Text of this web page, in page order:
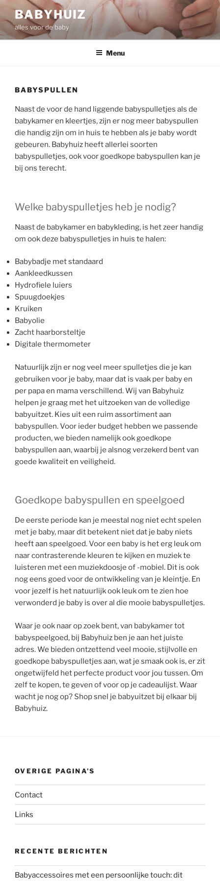
Ga
naar
de
inhoud
BABYHUIZ
alles voor de baby
Menu
BABYSPULLEN
Naast de voor de hand liggende babyspulletjes als de
babykamer en kleertjes, zijn er nog meer babyspullen
die handig zijn om in huis te hebben als je baby wordt
gebeuren. Babyhuiz heeft allerlei soorten
babyspulletjes, ook voor goedkope babyspullen kan je
bij ons terecht.
Welke babyspulletjes heb je nodig?
Naast de babykamer en babykleding, is het zeer handig
om ook deze babyspulletjes in huis te halen:
Babybadje met standaard
Aankleedkussen
Hydrofiele luiers
Spuugdoekjes
Kruiken
Babyolie
Zacht haarborsteltje
Digitale thermometer
Natuurlijk zijn er nog veel meer spulletjes die je kan
gebruiken voor je baby, maar dat is vaak per baby en
per papa en mama verschillend. Wij van Babyhuiz
helpen je graag met het uitzoeken van de volledige
babyuitzet. Kies uit een ruim assortiment aan
babyspullen. Voor ieder budget hebben we passende
producten, we bieden namelijk ook goedkope
babyspullen aan, waarbij je alsnog verzekerd bent van
goede kwaliteit en veiligheid.
Goedkope babyspullen en speelgoed
De eerste periode kan je meestal nog niet echt spelen
met je baby, maar dit betekent niet dat je baby niets
heeft aan speelgoed. Voor een baby is het erg leuk om
naar contrasterende kleuren te kijken en muziek te
luisteren met een muziekdoosje of -mobiel. Dit is ook
nog eens goed voor de ontwikkeling van je kleintje. En
voor jezelf is het natuurlijk ook leuk om te zien hoe
verwonderd je baby is over al die mooie babyspulletjes.
Waar je ook naar op zoek bent, van babykamer tot
babyspeelgoed, bij Babyhuiz ben je aan het juiste
adres. We bieden ontzettend veel mooie, stijlvolle en
goedkope babyspulletjes aan, wat je smaak ook is, er zit
ongetwijfeld het perfecte product voor jou tussen. Om
zelf te kopen, te geven of voor op je cadeaulijst. Waar
wacht je nog op? Shop snel je babyuitzet bij elkaar bij
Babyhuiz.
OVERIGE PAGINA’S
Contact
Links
RECENTE BERICHTEN
Babyaccessoires met een persoonlijke touch: dit